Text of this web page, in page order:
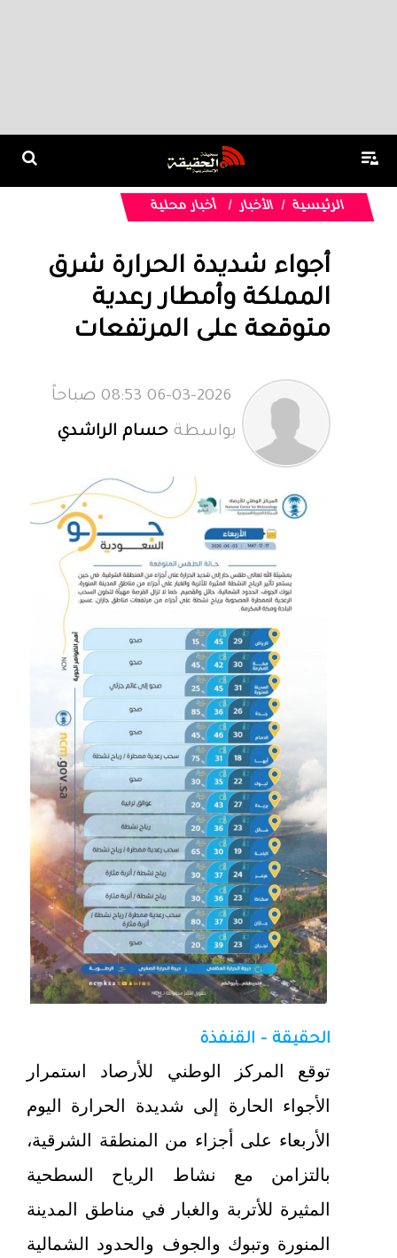
الرئيسية الأخبار أخبار محلية
أجواء شديدة الحرارة شرق
المملكة وأمطار رعدية
متوقعة على المرتفعات
بواسطة حسام الراشدي
الحقيقة - القنفذة
توقع المركز الوطني للأرصاد استمرار
الأجواء الحارة إلى شديدة الحرارة اليوم
الأربعاء على أجزاء من المنطقة الشرقية،
بالتزامن مع نشاط الرياح السطحية
المثيرة للأتربة والغبار في مناطق المدينة
المنورة وتبوك والجوف والحدود الشمالية